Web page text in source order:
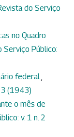
do Serviço
no Quadro
Serviço Público:
federal,
3 (1943)
o mês de
v. 1 n. 2